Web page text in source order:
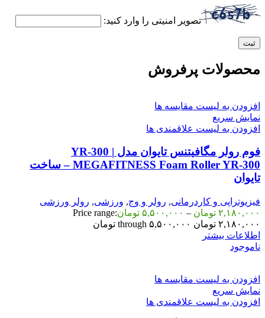
تصویر امنیتی را وارد کنید:
محصولات پرفروش
افزودن به لیست مقایسه ها
نمایش سریع
افزودن به لیست علاقمندی ها
فوم رولر مگافیتنس تایوان مدل YR-300 |
MEGAFITNESS Foam Roller YR-300 – ساخت
تایوان
فیزیوتراپی و کاردرمانی, رولر و وج, ورزشی, رولر ورزشی
۲,۱۸۰,۰۰۰ تومان – ۵,۵۰۰,۰۰۰ تومانPrice range:
۲,۱۸۰,۰۰۰ تومان through ۵,۵۰۰,۰۰۰ تومان
اطلاعات بیشتر
ناموجود
افزودن به لیست مقایسه ها
نمایش سریع
افزودن به لیست علاقمندی ها